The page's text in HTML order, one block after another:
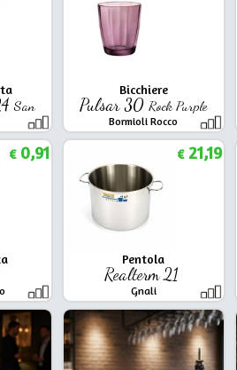
San
Bicchiere
Pulsar 30 Rock Purple
Bormioli Rocco
€0,91
Pentola
Realterm 21
Gnali
€21,19